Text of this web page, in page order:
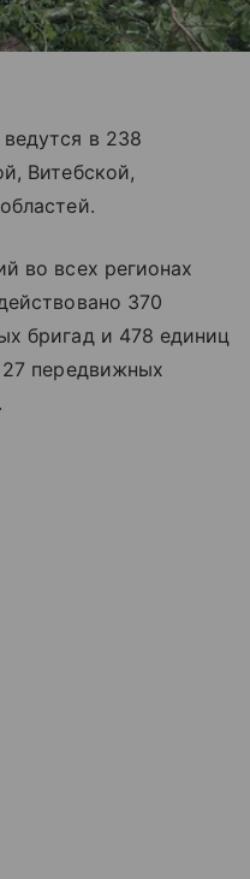
в 238
Витебской,
во всех регионах
370
бригад и 478 единиц
27 передвижных